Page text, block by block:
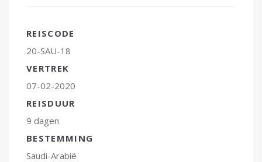
REISCODE
20-SAU-18
VERTREK
07-02-2020
REISDUUR
9 dagen
BESTEMMING
Saudi-Arabië